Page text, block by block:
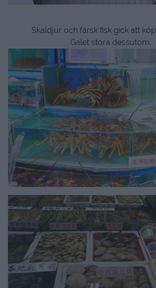
Skaldjur och färsk fisk gick att
Galet stora dessutom.